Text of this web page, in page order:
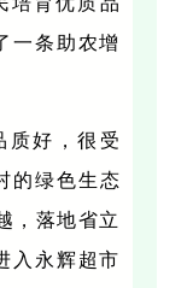
一条助农增
质好，很受
的绿色生态
，落地省立
入永辉超市